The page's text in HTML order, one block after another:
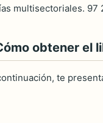
multisectoriales. 97
obtener el
te